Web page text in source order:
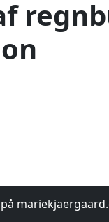
på